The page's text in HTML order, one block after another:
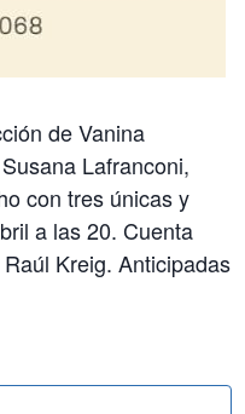
de Vanina
Lafranconi,
con tres únicas y
a las 20. Cuenta
Kreig. Anticipadas